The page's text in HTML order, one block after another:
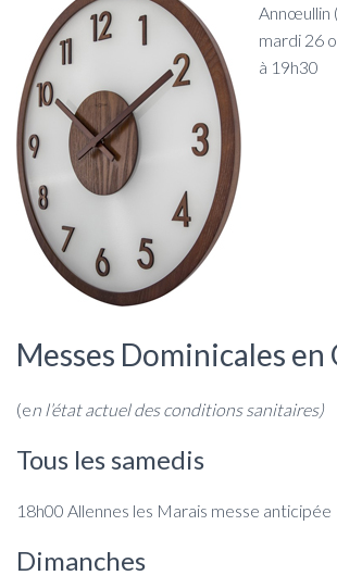
Annœullin
mardi 26
à 19h30
Messes Dominicales
(en l’état actuel des conditions sanitaires)
Tous les samedis
18h00 Allennes les Marais messe anticipée
Dimanches